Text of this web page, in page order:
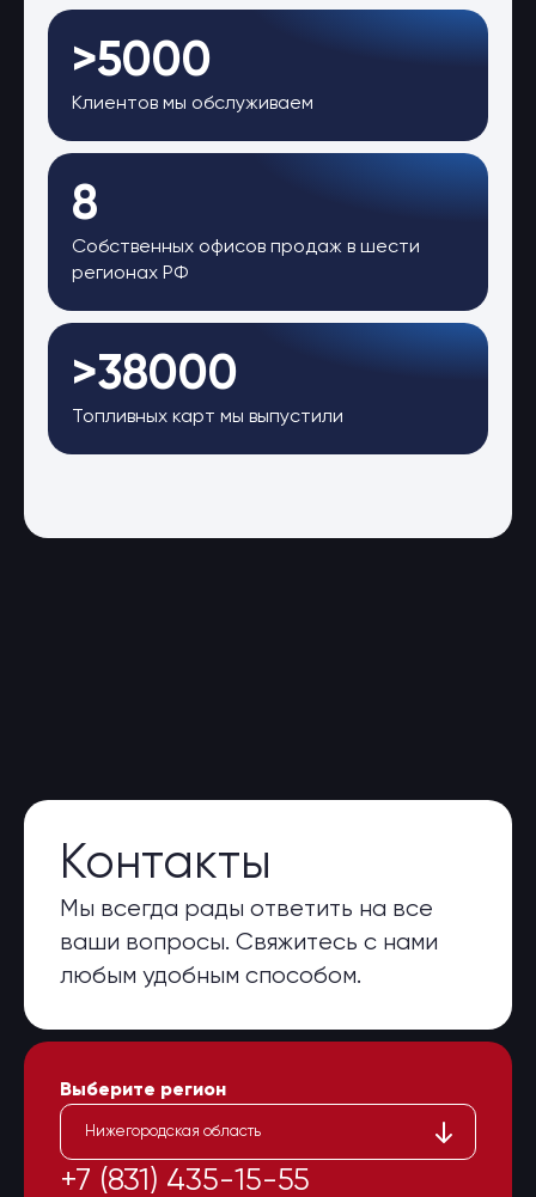
>5000
Клиентов мы обслуживаем
8
Собственных офисов продаж в шести
регионах РФ
>38000
Топливных карт мы выпустили
Контакты
Мы всегда рады ответить на все
ваши вопросы. Свяжитесь с нами
любым удобным способом.
Выберите регион
Нижегородская область
+7 (831) 435-15-55